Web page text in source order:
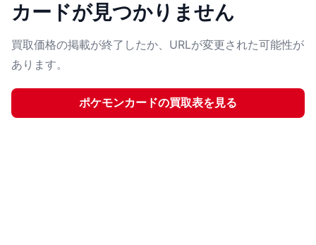
カードが見つかりません
買取価格の掲載が終了したか、URLが変更された可能性が
あります。
ポケモンカードの買取表を見る